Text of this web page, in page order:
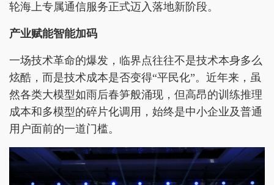
轮海上专属通信服务正式迈入落地新阶段。
产业赋能智能加码
一场技术革命的爆发，临界点往往不是技术本身多么
炫酷，而是技术成本是否变得“平民化”。近年来，虽
然各类大模型如雨后春笋般涌现，但高昂的训练推理
成本和多模型的碎片化调用，始终是中小企业及普通
用户面前的一道门槛。